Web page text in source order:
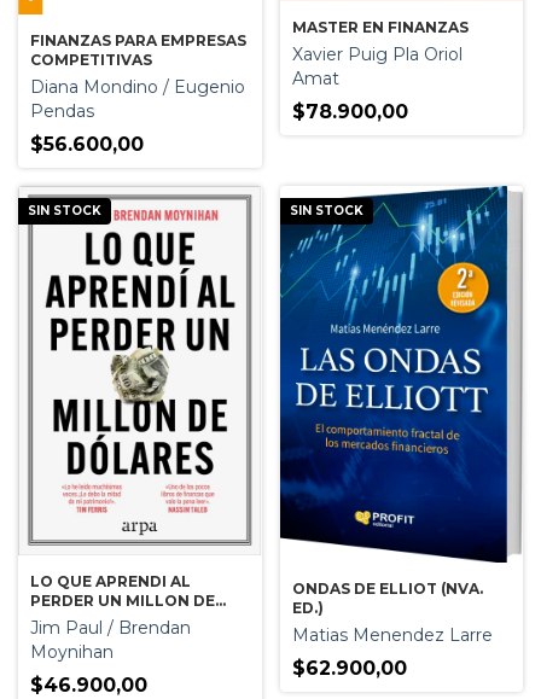
FINANZAS PARA EMPRESAS
COMPETITIVAS
Diana Mondino / Eugenio
Pendas
$56.600,00
MASTER EN FINANZAS
Xavier Puig Pla Oriol
Amat
$78.900,00
SIN STOCK
LO QUE APRENDI AL
PERDER UN MILLON DE
DOLARES
Jim Paul / Brendan
Moynihan
$46.900,00
SIN STOCK
ONDAS DE ELLIOT (NVA.
ED.)
Matias Menendez Larre
$62.900,00